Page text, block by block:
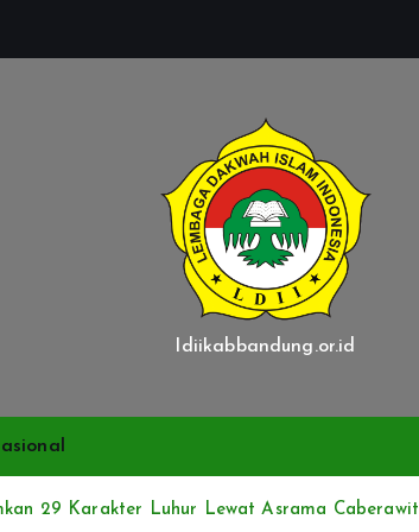
ldiikabbandung.or.id
29 Karakter Luhur Lewat Asrama Caberawit